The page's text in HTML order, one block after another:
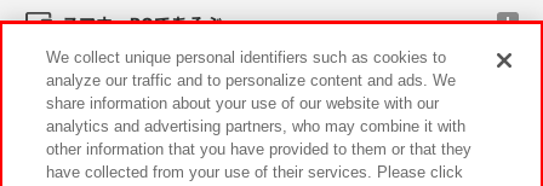
スマホ・PCであそぶ
イベント・キャンペーン
We collect unique personal identifiers such as cookies to
analyze our traffic and to personalize content and ads. We
share information about your use of our website with our
analytics and advertising partners, who may combine it with
other information that you have provided to them or that they
have collected from your use of their services. Please click